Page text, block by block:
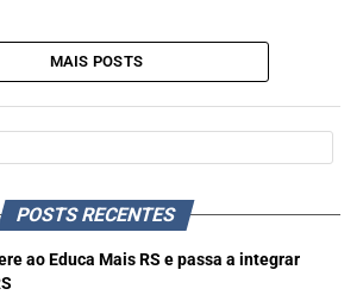
MAIS POSTS
POSTS RECENTES
ao Educa Mais RS e passa a integrar